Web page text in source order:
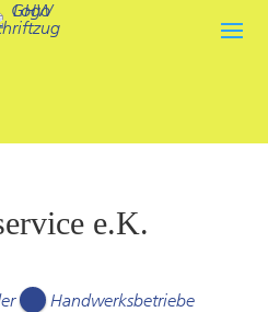
e.K.
Handwerksbetriebe